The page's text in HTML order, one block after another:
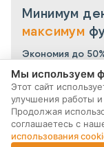
Минимум
максимум
Экономия до
нового
Мы выкупаем
объемах у
Выкупаем
trade-in по всей
тщательной
поступают в
Мы используем
Этот сайт
улучшения работы и
Продолжая
соглашаетесь с
использования